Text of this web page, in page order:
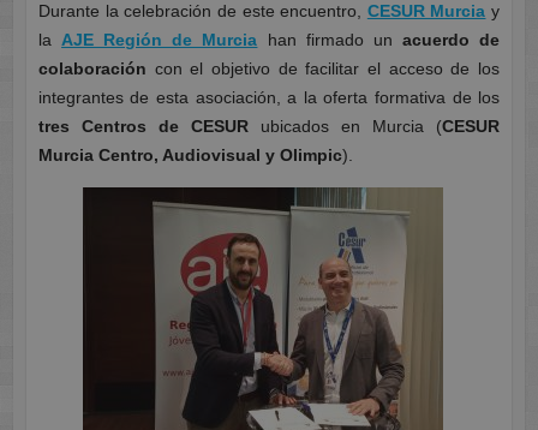
Durante la celebración de este encuentro, CESUR Murcia y
laAJE Región de Murcia han firmado un acuerdo de
colaboración con el objetivo de facilitar el acceso de los
integrantes de esta asociación, a la oferta formativa de los
tres Centros de CESUR ubicados en Murcia (CESUR
Murcia Centro, Audiovisual y Olimpic).